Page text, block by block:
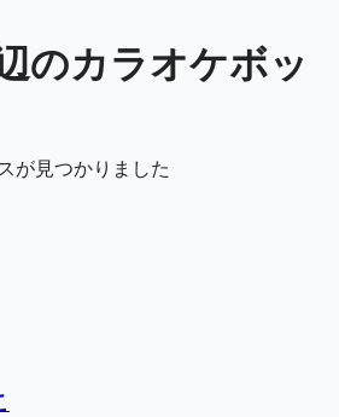
のカラオケボッ
が見つかりました